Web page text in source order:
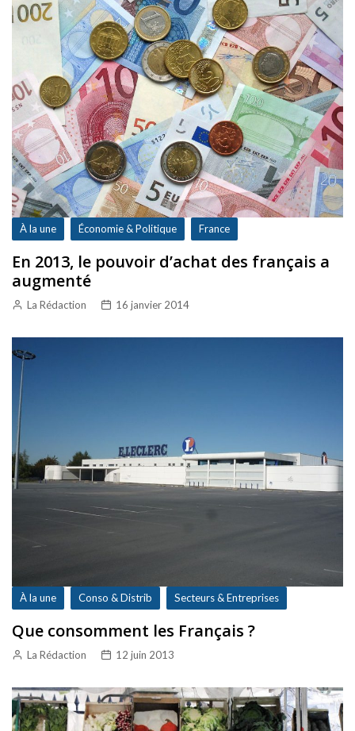
À la une Économie & Politique France
En 2013, le pouvoir d’achat des français a
augmenté
La Rédaction 16 janvier 2014
À la une Conso & Distrib Secteurs & Entreprises
Que consomment les Français ?
La Rédaction 12 juin 2013